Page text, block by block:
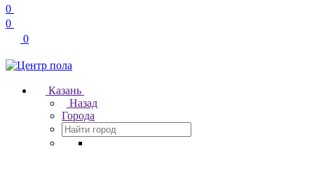
0
0
0
Казань
Назад
Города